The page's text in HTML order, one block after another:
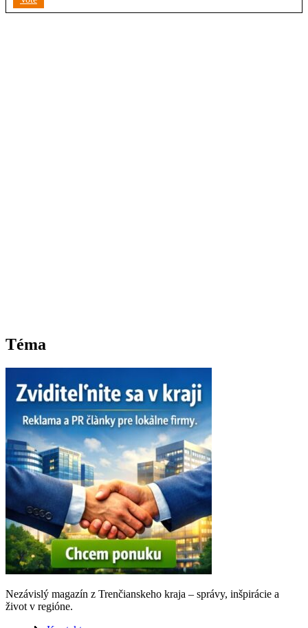
Nezávislý magazín z Trenčianskeho kraja – správy, inšpirácie a
život v regióne.
📞Kontakt
🧾Právne informácie
🔒Ochrana osobných údajov
🍪Zásady používania cookies
⚠️Vylúčenie zodpovednosti
: Fínska sauna a jej vplyv na severskú filozofiu života
© 2026 trencianskykraj.sk. Všetky práva vyhradené. Obsah je
chránený autorským právom – akékoľvek použitie je možné len so
súhlasom redakcie.
Copyright © 2026 Správy z Trenčína a krajaTheme: Adore News
ByAdore Themes